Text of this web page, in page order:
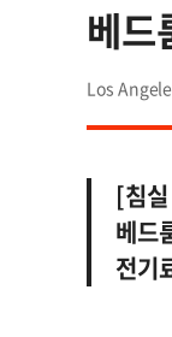
베드
Los
[침
베드
전기